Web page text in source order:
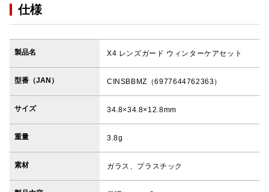
仕様
製品名 X4 レンズガード ウィンターケアセット
型番（JAN） CINSBBMZ（6977644762363）
サイズ 34.8×34.8×12.8mm
重量 3.8g
素材 ガラス、プラスチック